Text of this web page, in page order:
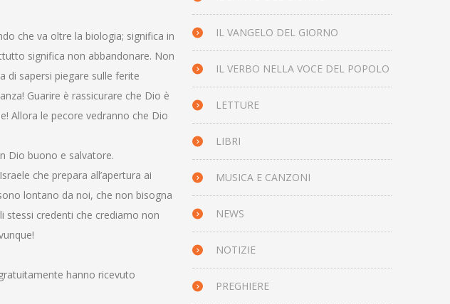
che va oltre la biologia; significa in
significa non abbandonare. Non
di sapersi piegare sulle ferite
Guarire è rassicurare che Dio è
Allora le pecore vedranno che Dio
Dio buono e salvatore.
che prepara all’apertura ai
lontano da noi, che non bisogna
credenti che crediamo non
hanno ricevuto
IL VANGELO DEL GIORNO
IL VERBO NELLA VOCE DEL POPOLO
LETTURE
LIBRI
MUSICA E CANZONI
NEWS
NOTIZIE
PREGHIERE